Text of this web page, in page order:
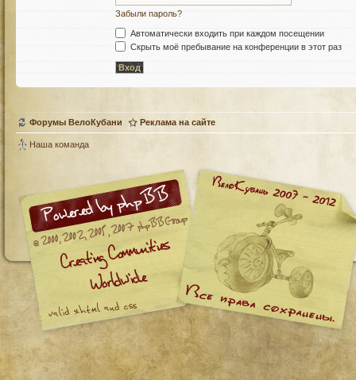
Забыли пароль?
Автоматически входить при каждом посещении
Скрыть моё пребывание на конференции в этот раз
Форумы ВелоКубани Реклама на сайте
Наша команда